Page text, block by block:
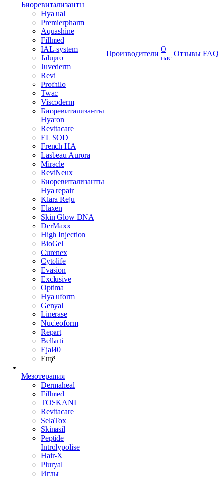
Биоревитализанты
Hyalual
Premierpharm
Aquashine
Fillmed
IAL-system
Jalupro
Juvederm
Revi
Profhilo
Twac
Viscoderm
Биоревитализанты
Hyaron
Revitacare
EL SOD
French HA
Lasbeau Aurora
Miracle
ReviNeux
Биоревитализанты
Hyalrepair
Kiara Reju
Elaxen
Skin Glow DNA
DerMaxx
High Injection
BioGel
Curenex
Cytolife
Evasion
Exclusive
Optima
Hyaluform
Genyal
Linerase
Nucleoform
Repart
Bellarti
Ejal40
Ещё
Мезотерапия
Dermaheal
Fillmed
TOSKANI
Revitacare
SelaTox
Skinasil
Peptide
Introlypolise
Hair-X
Pluryal
Иглы
Производители
О
нас
Отзывы FAQ